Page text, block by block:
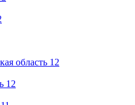
область 12
12